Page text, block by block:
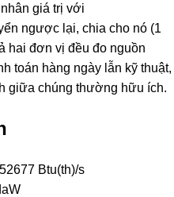
giá trị với
ngược lại, chia cho nó (1
hai đơn vị đều đo nguồn
toán hàng ngày lẫn kỹ thuật,
giữa chúng thường hữu ích.
Btu(th)/s